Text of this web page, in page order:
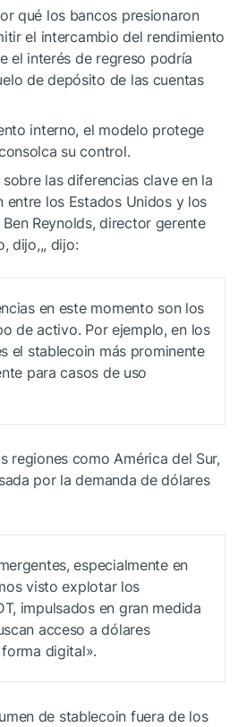
qué los bancos presionaron
el intercambio del rendimiento
el interés de regreso podría
de depósito de las cuentas
interno, el modelo protege
su control.
las diferencias clave en la
los Estados Unidos y los
Reynolds, director gerente
dijo,,, dijo:
en este momento son los
de activo. Por ejemplo, en los
el stablecoin más prominente
para casos de uso
regiones como América del Sur,
por la demanda de dólares
especialmente en
visto explotar los
, impulsados ​​en gran medida
acceso a dólares
digital».
de stablecoin fuera de los